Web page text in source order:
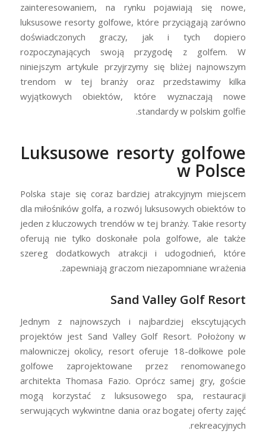
zainteresowaniem, na rynku pojawiają się nowe,
luksusowe resorty golfowe, które przyciągają zarówno
doświadczonych graczy, jak i tych dopiero
rozpoczynających swoją przygodę z golfem. W
niniejszym artykule przyjrzymy się bliżej najnowszym
trendom w tej branży oraz przedstawimy kilka
wyjątkowych obiektów, które wyznaczają nowe
standardy w polskim golfie.
Luksusowe resorty golfowe
w Polsce
Polska staje się coraz bardziej atrakcyjnym miejscem
dla miłośników golfa, a rozwój luksusowych obiektów to
jeden z kluczowych trendów w tej branży. Takie resorty
oferują nie tylko doskonałe pola golfowe, ale także
szereg dodatkowych atrakcji i udogodnień, które
zapewniają graczom niezapomniane wrażenia.
Sand Valley Golf Resort
Jednym z najnowszych i najbardziej ekscytujących
projektów jest Sand Valley Golf Resort. Położony w
malowniczej okolicy, resort oferuje 18-dołkowe pole
golfowe zaprojektowane przez renomowanego
architekta Thomasa Fazio. Oprócz samej gry, goście
mogą korzystać z luksusowego spa, restauracji
serwujących wykwintne dania oraz bogatej oferty zajęć
rekreacyjnych.